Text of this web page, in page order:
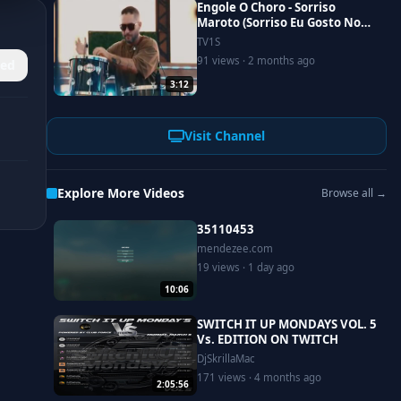
3:12
Engole O Choro - Sorriso
Maroto (Sorriso Eu Gosto No
Pagode Vol.2)
TV1S
91 views · 2 months ago
Visit Channel
Explore More Videos Browse all →
10:06
35110453
mendezee.com
19 views · 1 day ago
2:05:56
SWITCH IT UP MONDAYS VOL. 5
Vs. EDITION ON TWITCH
DjSkrillaMac
171 views · 4 months ago